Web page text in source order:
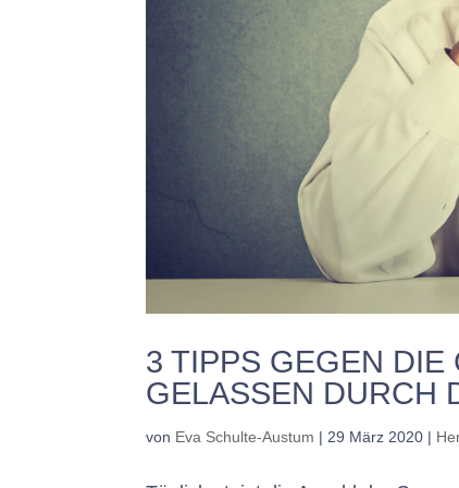
3 TIPPS GEGEN
GELASSEN DURCH
von Eva Schulte-Austum | 29 März 2020 |